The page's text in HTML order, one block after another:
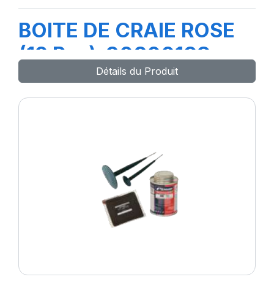
BOITE DE CRAIE ROSE
(12 Pcs)-3080019S-
Détails du Produit